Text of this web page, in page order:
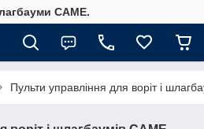
CAME.
Пульти управління для воріт і